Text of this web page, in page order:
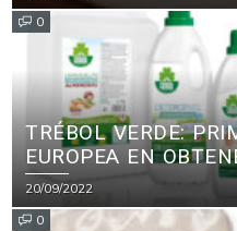
0
TRÉBOL VERDE:
EUROPEA EN
PRINCIPALES
PARA PRODUCTOS
20/09/2022
0